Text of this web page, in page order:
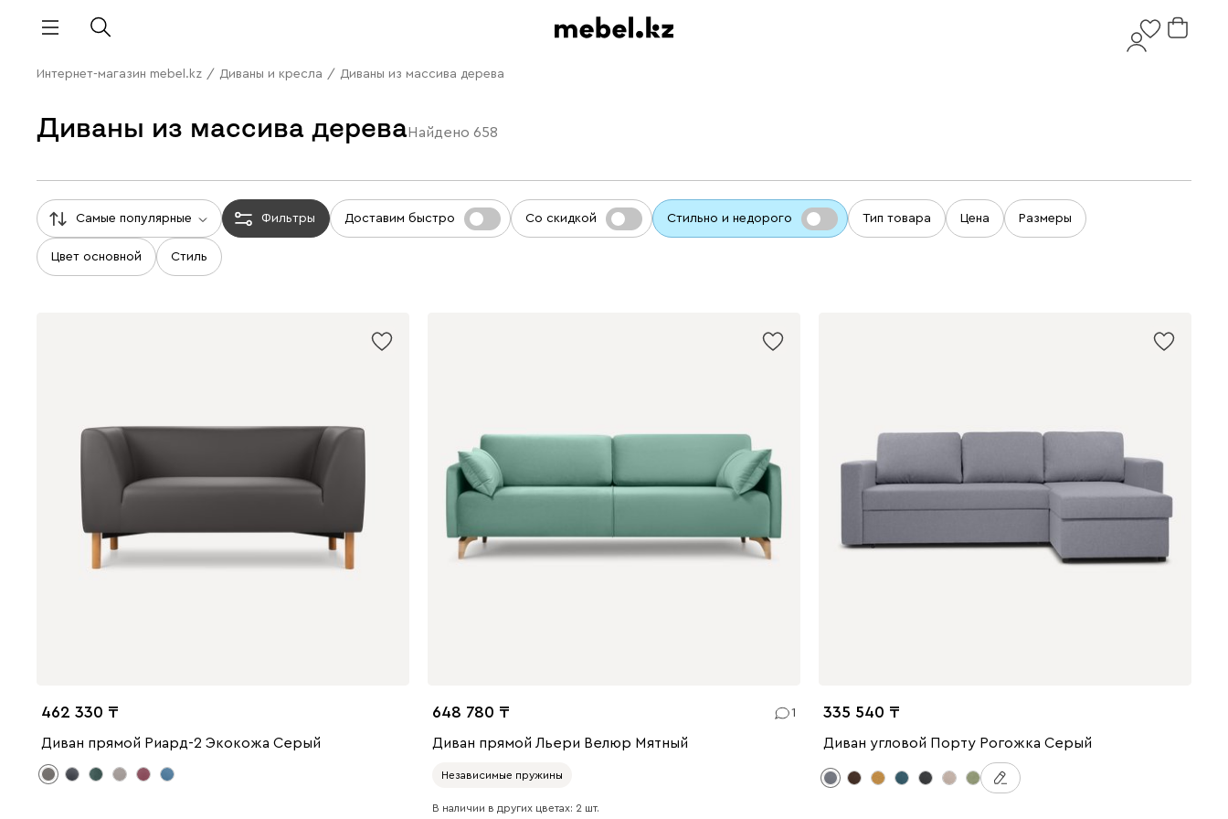
Интернет-магазин mebel.kz / Диваны и кресла / Диваны из массива дерева
Диваны из массива дереваНайдено 658
Самые популярные Фильтры Доставим быстро Со скидкой Стильно и недорого Тип товара Цена Размеры
Цвет основной Стиль
462 330
Диван прямой Риард-2 Экокожа Серый
648 780 1
Диван прямой Льери Велюр Мятный
Независимые пружины
В наличии в других цветах: 2 шт.
335 540
Диван угловой Порту Рогожка Серый